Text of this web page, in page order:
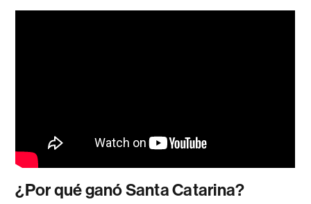
¿Por qué ganó Santa Catarina?